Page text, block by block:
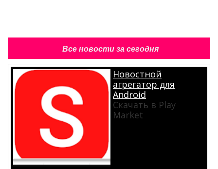
Все новости за сегодня
Новостной
агрегатор для
Android
Скачать в Play
Market